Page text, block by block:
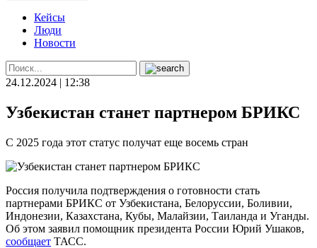
Кейсы
Люди
Новости
24.12.2024 | 12:38
Узбекистан станет партнером БРИКС
С 2025 года этот статус получат еще восемь стран
Россия получила подтверждения о готовности стать
партнерами БРИКС от Узбекистана, Белоруссии, Боливии,
Индонезии, Казахстана, Кубы, Малайзии, Таиланда и Уганды.
Об этом заявил помощник президента России Юрий Ушаков,
сообщает ТАСС.